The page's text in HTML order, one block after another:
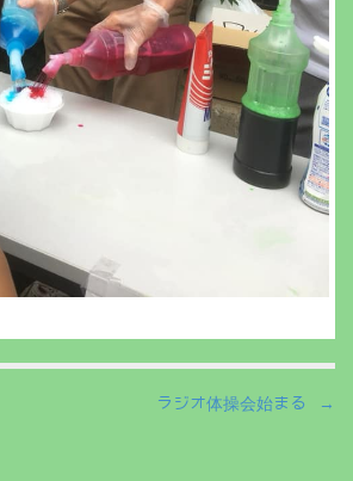
ラジオ体操会始まる →